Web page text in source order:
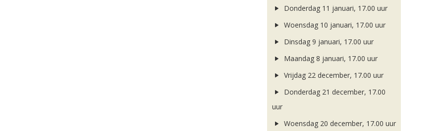
Donderdag 11 januari, 17.00 uur
Woensdag 10 januari, 17.00 uur
Dinsdag 9 januari, 17.00 uur
Maandag 8 januari, 17.00 uur
Vrijdag 22 december, 17.00 uur
Donderdag 21 december, 17.00
uur
Woensdag 20 december, 17.00 uur